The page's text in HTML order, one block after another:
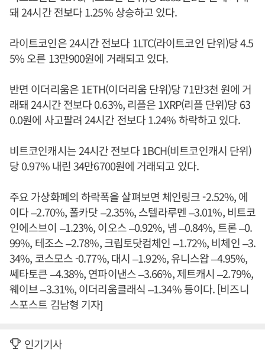
돼 24시간 전보다 1.25% 상승하고 있다.
라이트코인은 24시간 전보다 1LTC(라이트코인 단위)당 4.5
5% 오른 13만900원에 거래되고 있다.
반면 이더리움은 1ETH(이더리움 단위)당 71만3천 원에 거
래돼 24시간 전보다 0.63%, 리플은 1XRP(리플 단위)당 63
0.0원에 사고팔려 24시간 전보다 1.24% 하락하고 있다.
비트코인캐시는 24시간 전보다 1BCH(비트코인캐시 단위)
당 0.97% 내린 34만6700원에 거래되고 있다.
주요 가상화폐의 하락폭을 살펴보면 체인링크 -2.52%, 에
이다 –2.70%, 폴카닷 –2.35%, 스텔라루멘 –3.01%, 비트코
인에스브이 –1.23%, 이오스 –0.92%, 넴 –0.84%, 트론 –0.
99%, 테조스 –2.78%, 크립토닷컴체인 –1.72%, 비체인 –3.
34%, 코스모스 -0.77%, 대시 –1.92%, 유니스왑 –4.95%,
쎄타토큰 –4.38%, 연파이낸스 –3.66%, 제트캐시 –2.79%,
웨이브 –3.31%, 이더리움클래식 –1.34% 등이다. [비즈니
스포스트 김남형 기자]
인기기사